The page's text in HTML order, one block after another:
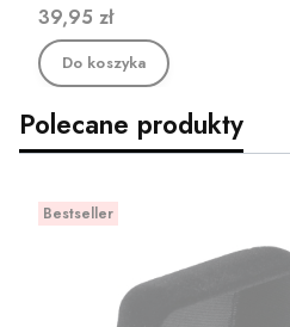
Cena
39,95 zł
Do koszyka
Polecane produkty
Bestseller